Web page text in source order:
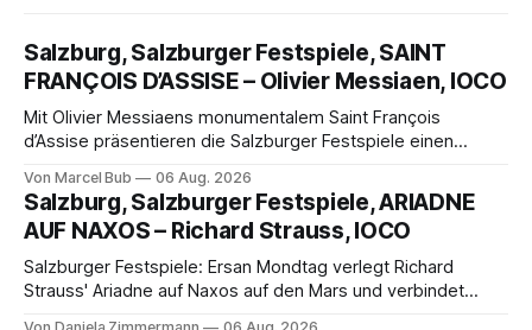
Salzburg, Salzburger Festspiele, SAINT
FRANÇOIS D’ASSISE – Olivier Messiaen, IOCO
Mit Olivier Messiaens monumentalem Saint François
d’Assise präsentieren die Salzburger Festspiele einen
eine bildgewaltige Inszenierung, Maxime Pascal entfaltet
die komplexe Partitur eindrucksvoll, Philippe Sly berührt als
Franziskus.
Von Marcel Bub 06 Aug. 2026
Salzburg, Salzburger Festspiele, ARIADNE
AUF NAXOS – Richard Strauss, IOCO
Salzburger Festspiele: Ersan Mondtag verlegt Richard
Strauss' Ariadne auf Naxos auf den Mars und verbindet